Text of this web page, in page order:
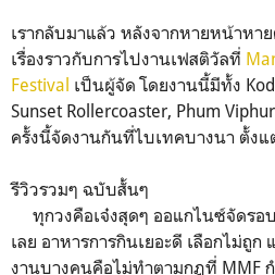
เรากลับมาแล้ว หลังจากหายหน้าหา
เรื่องราวกับการไปงานเฟสติวัลที่
Festival เป็นผู้จัด โดยงานนี้มีทั้ง
Sunset Rollercoaster, Phum
ครั้งนี้จัดงานกันที่ไบเทคบางนา ตั้งแ
รีวิวรวมๆ ฉบับสั้นๆ
ทุกวงคือเจ๋งสุดๆ ออแกไนซ์จัดรอ
เลย อาหารการกินเยอะดี เลือกไม่
งานบางคนคือไม่ทำตามกฎที่ MMF